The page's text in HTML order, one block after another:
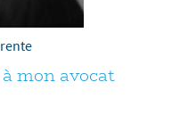
mon avocat